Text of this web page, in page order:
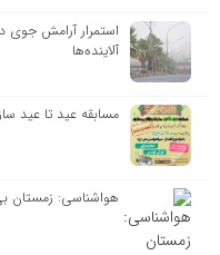
استمرار آرامش جوی
آلاینده‌ها
مسابقه عید تا عید
هواشناسی: زمستان